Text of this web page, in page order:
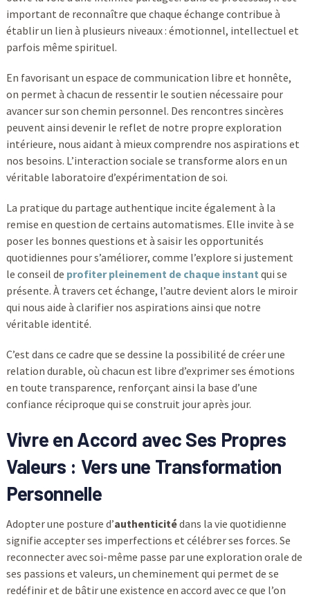
important de reconnaître que chaque échange contribue à
établir un lien à plusieurs niveaux : émotionnel, intellectuel et
parfois même spirituel.
En favorisant un espace de communication libre et honnête,
on permet à chacun de ressentir le soutien nécessaire pour
avancer sur son chemin personnel. Des rencontres sincères
peuvent ainsi devenir le reflet de notre propre exploration
intérieure, nous aidant à mieux comprendre nos aspirations et
nos besoins. L’interaction sociale se transforme alors en un
véritable laboratoire d’expérimentation de soi.
La pratique du partage authentique incite également à la
remise en question de certains automatismes. Elle invite à se
poser les bonnes questions et à saisir les opportunités
quotidiennes pour s’améliorer, comme l’explore si justement
le conseil de profiter pleinement de chaque instant qui se
présente. À travers cet échange, l’autre devient alors le miroir
qui nous aide à clarifier nos aspirations ainsi que notre
véritable identité.
C’est dans ce cadre que se dessine la possibilité de créer une
relation durable, où chacun est libre d’exprimer ses émotions
en toute transparence, renforçant ainsi la base d’une
confiance réciproque qui se construit jour après jour.
Vivre en Accord avec Ses Propres
Valeurs : Vers une Transformation
Personnelle
Adopter une posture d’authenticitédans la vie quotidienne
signifie accepter ses imperfections et célébrer ses forces. Se
reconnecter avec soi-même passe par une exploration orale de
ses passions et valeurs, un cheminement qui permet de se
redéfinir et de bâtir une existence en accord avec ce que l’on